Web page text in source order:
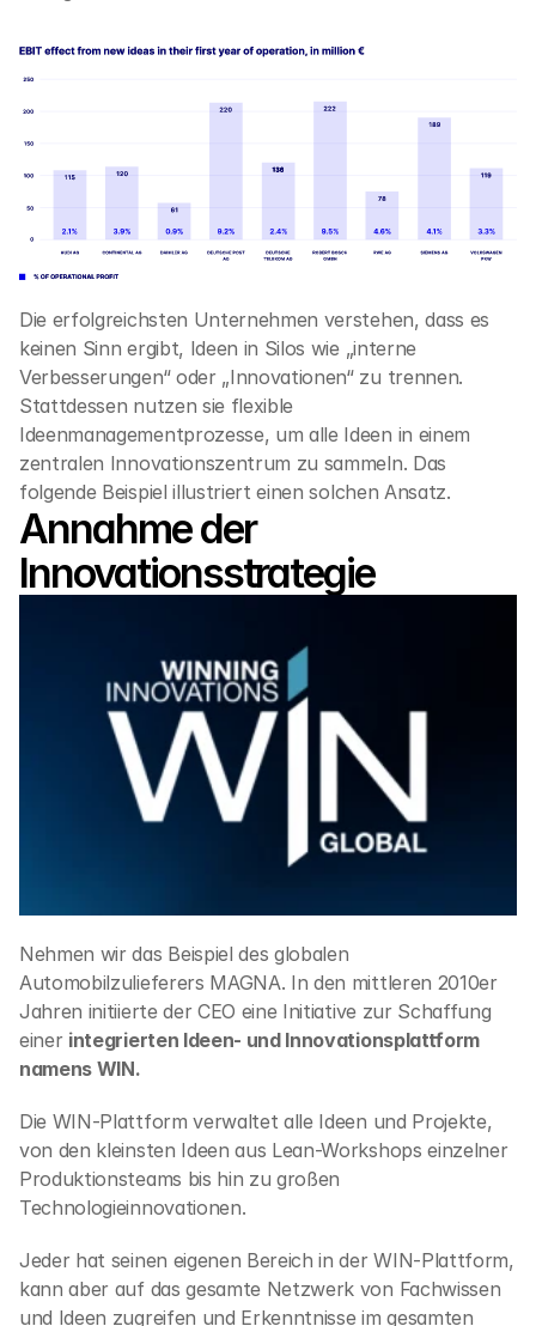
Die erfolgreichsten Unternehmen verstehen, dass es
keinen Sinn ergibt, Ideen in Silos wie „interne
Verbesserungen“ oder „Innovationen“ zu trennen.
Stattdessen nutzen sie flexible
Ideenmanagementprozesse, um alle Ideen in einem
zentralen Innovationszentrum zu sammeln. Das
folgende Beispiel illustriert einen solchen Ansatz.
Annahme der
Innovationsstrategie
Nehmen wir das Beispiel des globalen
Automobilzulieferers MAGNA. In den mittleren 2010er
Jahren initiierte der CEO eine Initiative zur Schaffung
einer integrierten Ideen- und Innovationsplattform
namens WIN.
Die WIN-Plattform verwaltet alle Ideen und Projekte,
von den kleinsten Ideen aus Lean-Workshops einzelner
Produktionsteams bis hin zu großen
Technologieinnovationen.
Jeder hat seinen eigenen Bereich in der WIN-Plattform,
kann aber auf das gesamte Netzwerk von Fachwissen
und Ideen zugreifen und Erkenntnisse im gesamten